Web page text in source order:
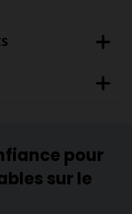
pour
sur le